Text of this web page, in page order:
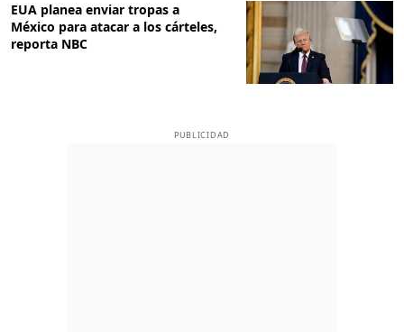
EUA planea enviar tropas a
México para atacar a los cárteles,
reporta NBC
PUBLICIDAD